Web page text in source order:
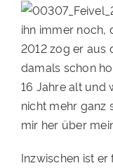
MITMACHEN
FÖRDERN &
KOOPERATIONEN
4KIDS
TIERHEIMTIERE
TIERHEIME
ihn immer noch,
2012 zog er aus
damals schon
16 Jahre alt und
nicht mehr ganz
mir her über
Inzwischen ist